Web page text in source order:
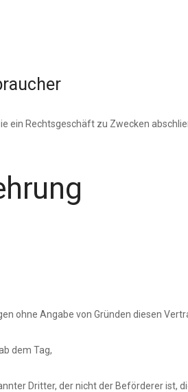
ein Rechtsgeschäft zu Zwecken
ohne Angabe von Gründen diesen
dem Tag,
Dritter, der nicht der Beförderer ist,